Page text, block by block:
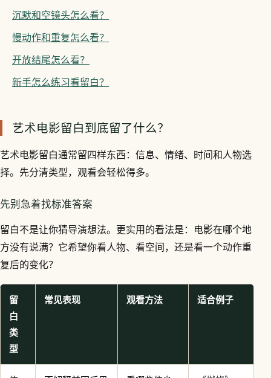
沉默和空镜头怎么看？
慢动作和重复怎么看？
开放结尾怎么看？
新手怎么练习看留白？
艺术电影留白到底留了什么？
艺术电影留白通常留四样东西：信息、情绪、时间和人物选
择。先分清类型，观看会轻松得多。
先别急着找标准答案
留白不是让你猜导演想法。更实用的看法是：电影在哪个地
方没有说满？它希望你看人物、看空间，还是看一个动作重
复后的变化？
留
白
类
型
常见表现 观看方法 适合例子